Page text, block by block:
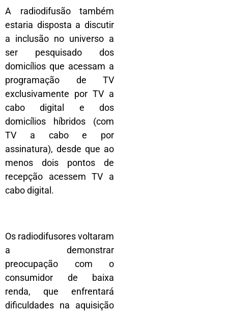
A radiodifusão também
estaria disposta a discutir
a inclusão no universo a
ser pesquisado dos
domicílios que acessam a
programação de TV
exclusivamente por TV a
cabo digital e dos
domicílios híbridos (com
TV a cabo e por
assinatura), desde que ao
menos dois pontos de
recepção acessem TV a
cabo digital.
Os radiodifusores voltaram
a demonstrar
preocupação com o
consumidor de baixa
renda, que enfrentará
dificuldades na aquisição